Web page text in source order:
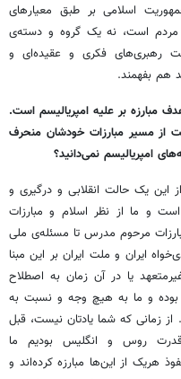
اسلامی بر طبق معیارهای
مردم است، نه یک گروه و دسته‌ی
رهبری‌های فکری و عقیده‌ای و
هم بفهمند.
مبارزه بر علیه امپریالیسم است.
از مسیر مبارزات خودشان منحرف
امپریالیسم نمی‌دانید؟
یک حالت انقلابی و درگیری و
و ما از نظر اسلام و مبارزات
مبارزات مرحوم مدرس تا مسئله‌ی ملی
ایران و ملت ایران بر این مبنا
یا در آن زمان به اصطلاح
بوده و ما به هیچ وجه و نسبت به
زمانی که شما یادتان نیست، قبل
روس و انگلیس بودیم ما
هریک از این‌ها مبارزه کرده‌اند و